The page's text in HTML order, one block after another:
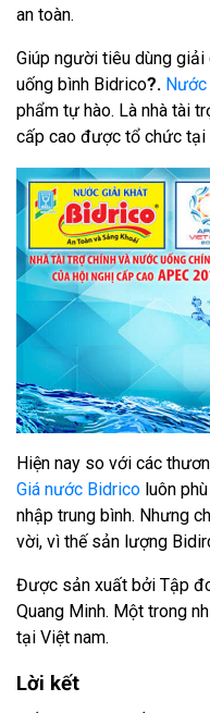
an toàn.
Giúp người tiêu dùng
uống bình Bidrico?.
phẩm tự hào. Là nhà tài
cấp cao được tổ chức tại
Hiện nay so với các
Giá nước Bidrico luôn
nhập trung bình. Nhưng
vời, vì thế sản lượng
Được sản xuất bởi Tập
Quang Minh. Một trong
tại Việt nam.
Lời kết